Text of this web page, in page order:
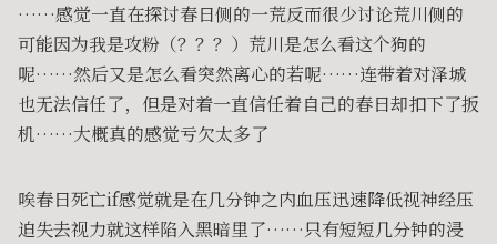
……感觉一直在探讨春日侧的一荒反而很少讨论荒川侧的
可能因为我是攻粉（？？？）荒川是怎么看这个狗的
呢……然后又是怎么看突然离心的若呢……连带着对泽城
也无法信任了，但是对着一直信任着自己的春日却扣下了扳
机……大概真的感觉亏欠太多了
唉春日死亡if感觉就是在几分钟之内血压迅速降低视神经压
迫失去视力就这样陷入黑暗里了……只有短短几分钟的浸